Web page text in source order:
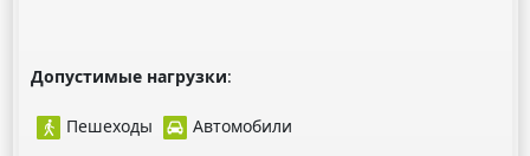
Допустимые нагрузки:
Пешеходы Автомобили